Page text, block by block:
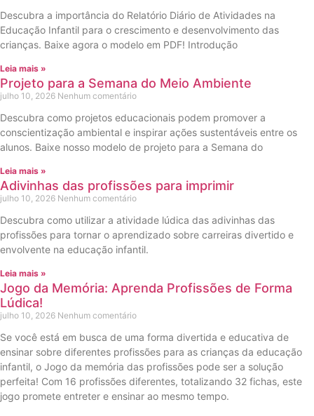
Descubra a importância do Relatório Diário de Atividades na
Educação Infantil para o crescimento e desenvolvimento das
crianças. Baixe agora o modelo em PDF! Introdução
Leia mais »
Projeto para a Semana do Meio Ambiente
julho 10, 2026 Nenhum comentário
Descubra como projetos educacionais podem promover a
conscientização ambiental e inspirar ações sustentáveis entre os
alunos. Baixe nosso modelo de projeto para a Semana do
Leia mais »
Adivinhas das profissões para imprimir
julho 10, 2026 Nenhum comentário
Descubra como utilizar a atividade lúdica das adivinhas das
profissões para tornar o aprendizado sobre carreiras divertido e
envolvente na educação infantil.
Leia mais »
Jogo da Memória: Aprenda Profissões de Forma
Lúdica!
julho 10, 2026 Nenhum comentário
Se você está em busca de uma forma divertida e educativa de
ensinar sobre diferentes profissões para as crianças da educação
infantil, o Jogo da memória das profissões pode ser a solução
perfeita! Com 16 profissões diferentes, totalizando 32 fichas, este
jogo promete entreter e ensinar ao mesmo tempo.